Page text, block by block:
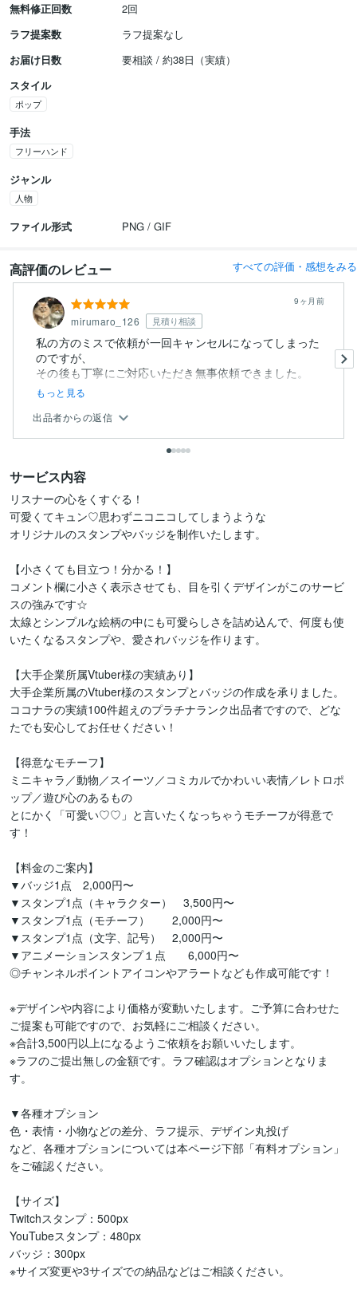
無料修正回数
2回
ラフ提案数
ラフ提案なし
お届け日数
要相談 / 約38日（実績）
スタイル
ポップ
手法
フリーハンド
ジャンル
人物
ファイル形式 PNG / GIF
高評価のレビュー すべての評価・感想をみる
mirumaro_126 見積り相談
9ヶ月前
私の方のミスで依頼が一回キャンセルになってしまった
のですが、
もっと見る
出品者からの返信
サービス内容
リスナーの心をくすぐる！
可愛くてキュン♡思わずニコニコしてしまうような
オリジナルのスタンプやバッジを制作いたします。
【小さくても目立つ！分かる！】
コメント欄に小さく表示させても、目を引くデザインがこのサービ
スの強みです☆
太線とシンプルな絵柄の中にも可愛らしさを詰め込んで、何度も使
いたくなるスタンプや、愛されバッジを作ります。
【大手企業所属Vtuber様の実績あり】
大手企業所属のVtuber様のスタンプとバッジの作成を承りました。
ココナラの実績100件超えのプラチナランク出品者ですので、どな
たでも安心してお任せください！
【得意なモチーフ】
ミニキャラ／動物／スイーツ／コミカルでかわいい表情／レトロポ
ップ／遊び心のあるもの
とにかく「可愛い♡♡」と言いたくなっちゃうモチーフが得意で
す！
【料金のご案内】
▼バッジ1点　2,000円〜
▼スタンプ1点（キャラクター）　3,500円〜
▼スタンプ1点（モチーフ）　　2,000円〜
▼スタンプ1点（文字、記号）　2,000円〜
▼アニメーションスタンプ１点　　6,000円〜
◎チャンネルポイントアイコンやアラートなども作成可能です！
※デザインや内容により価格が変動いたします。ご予算に合わせた
ご提案も可能ですので、お気軽にご相談ください。
※合計3,500円以上になるようご依頼をお願いいたします。
※ラフのご提出無しの金額です。ラフ確認はオプションとなりま
す。
▼各種オプション
色・表情・小物などの差分、ラフ提示、デザイン丸投げ
など、各種オプションについては本ページ下部「有料オプション」
をご確認ください。
【サイズ】
Twitchスタンプ：500px
YouTubeスタンプ：480px
バッジ：300px
※サイズ変更や3サイズでの納品などはご相談ください。